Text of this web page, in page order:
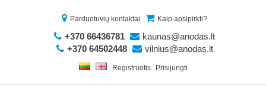
Parduotuvių kontaktai Kaip apsipirkti?
+370 66436781
kaunas@anodas.lt
+370 64502448
vilnius@anodas.lt
Registruotis Prisijungti